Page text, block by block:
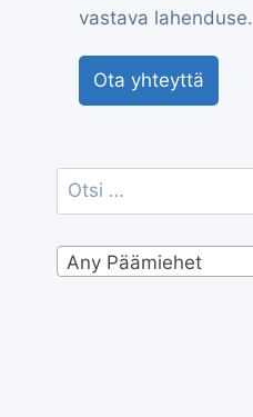
vastava lahenduse.
Ota yhteyttä
Otsi:
Any Päämiehet